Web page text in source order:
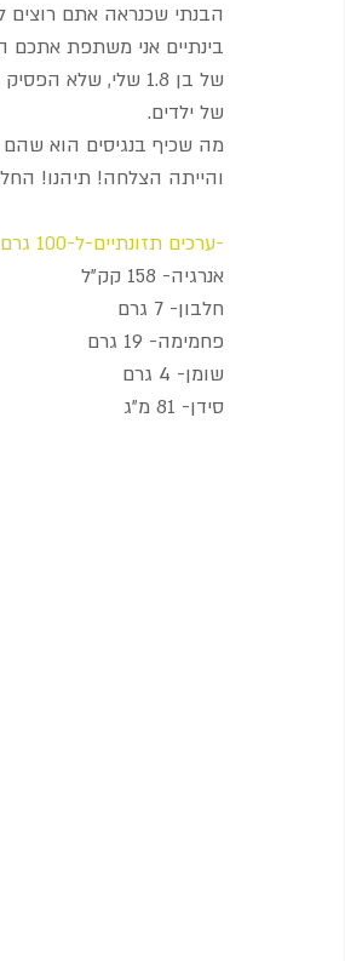
הבנתי שכנראה אתם רוצים
בינתיים אני משתפת אתכם
של בן 1.8 שלי,
של ילדים.
מה שכיף בנגיסים הוא שהם
והייתה הצלחה! תיהנו!
-ערכים תזונתיים-ל-100 גרם-
אנרגיה- 158 קק"ל
חלבון- 7 גרם
פחמימה- 19 גרם
שומן- 4 גרם
סידן- 81 מ"ג